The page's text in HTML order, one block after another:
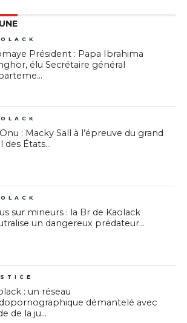
Président : Papa Ibrahima
élu Secrétaire général
: Macky Sall à l’épreuve du grand
des États...
sur mineurs : la Br de Kaolack
un dangereux prédateur...
: un réseau
démantelé avec
de la ju...